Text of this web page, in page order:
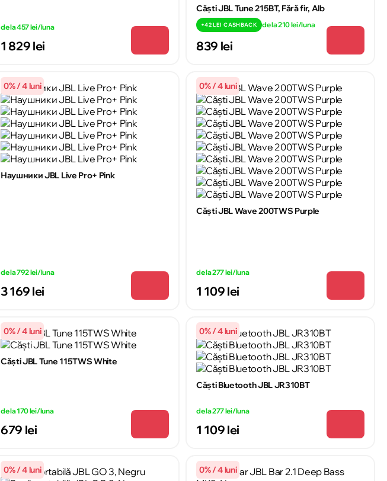
de la 457 lei/luna
1 829 lei
Căști JBL Tune 215BT, Fără fir, Alb
+42 LEI CASHBACK de la 210 lei/luna
839 lei
0% / 4 luni
Наушники JBL Live Pro+ Pink
de la 792 lei/luna
3 169 lei
0% / 4 luni
Căşti JBL Wave 200TWS Purple
de la 277 lei/luna
1 109 lei
0% / 4 luni
Căşti JBL Tune 115TWS White
de la 170 lei/luna
679 lei
0% / 4 luni
Căști Bluetooth JBL JR310BT
de la 277 lei/luna
1 109 lei
0% / 4 luni 0% / 4 luni